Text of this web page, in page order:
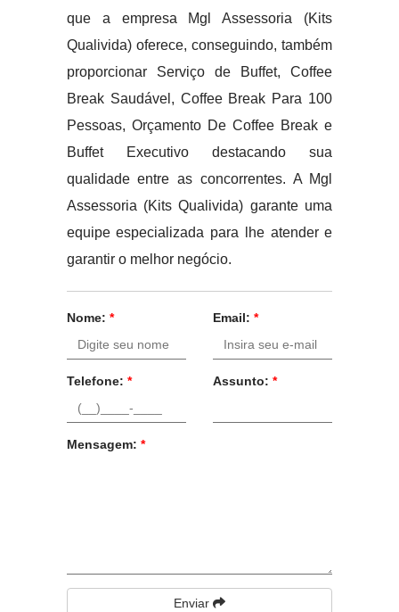
que a empresa Mgl Assessoria (Kits
Qualivida) oferece, conseguindo, também
proporcionar Serviço de Buffet, Coffee
Break Saudável, Coffee Break Para 100
Pessoas, Orçamento De Coffee Break e
Buffet Executivo destacando sua
qualidade entre as concorrentes. A Mgl
Assessoria (Kits Qualivida) garante uma
equipe especializada para lhe atender e
garantir o melhor negócio.
Nome: * Email: *
Telefone: * Assunto: *
Mensagem: *
Enviar